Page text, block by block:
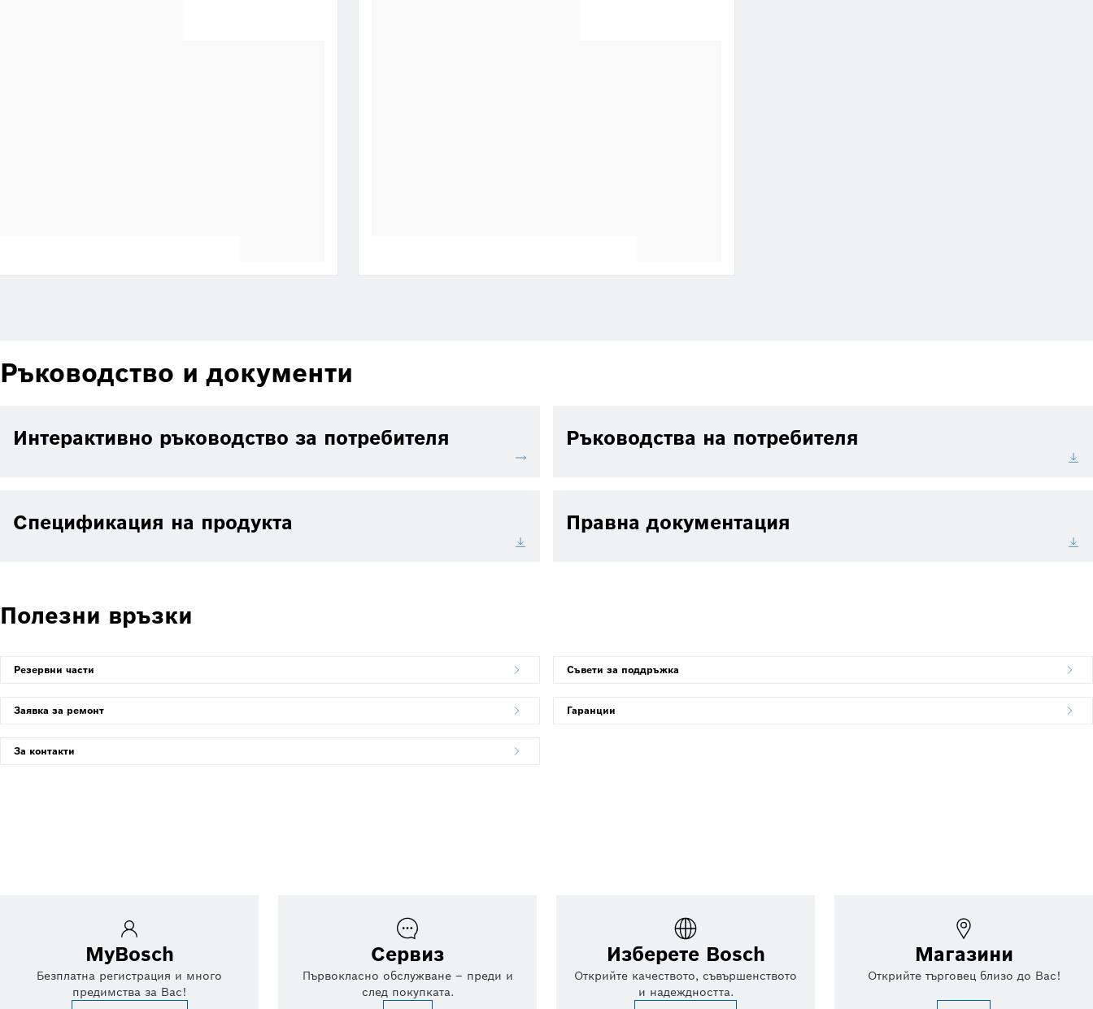
Ръководство и документи
Интерактивно ръководство за потребителя Ръководства на потребителя
Спецификация на продукта Правна документация
Полезни връзки
Резервни части Съвети за поддръжка
Заявка за ремонт Гаранции
За контакти
MyBosch
Безплатна регистрация и много
предимства за Вас!
Сервиз
Първокласно обслужване – преди и
след покупката.
Изберете Bosch
Открийте качеството, съвършенството
и надеждността.
Магазини
Открийте търговец близо до Вас!